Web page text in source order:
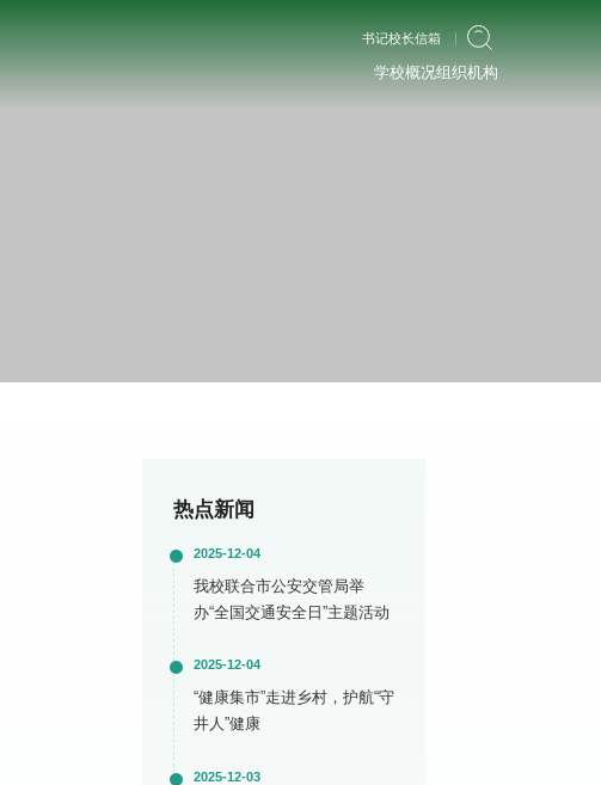
书记校长信箱
学校概况组织机构
热点新闻
2025-12-04
我校联合市公安交管局举
办“全国交通安全日”主题活动
2025-12-04
“健康集市”走进乡村，护航“守
井人”健康
2025-12-03